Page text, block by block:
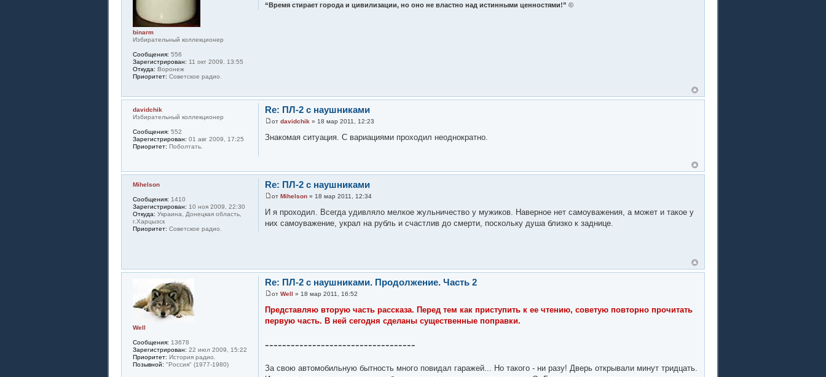
“Время стирает города и цивилизации, но оно не властно над истинными ценностями!” ©
binarm
Избирательный коллекционер
Сообщения: 556
Зарегистрирован: 11 окт 2009, 13:55
Откуда: Воронеж
Приоритет: Советское радио.
Re: ПЛ-2 с наушниками
от davidchik» 18 мар 2011, 12:23
Знакомая ситуация. С вариациями проходил неоднократно.
davidchik
Избирательный коллекционер
Сообщения: 552
Зарегистрирован: 01 авг 2009, 17:25
Приоритет: Поболтать.
Re: ПЛ-2 с наушниками
от Mihelson» 18 мар 2011, 12:34
И я проходил. Всегда удивляло мелкое жульничество у мужиков. Наверное нет самоуважения, а может и такое у
них самоуважение, украл на рубль и счастлив до смерти, поскольку душа близко к заднице.
Mihelson
Сообщения: 1410
Зарегистрирован: 10 ноя 2009, 22:30
Откуда: Украина, Донецкая область,
г.Харцызск
Приоритет: Советское радио.
Re: ПЛ-2 с наушниками. Продолжение. Часть 2
от Well » 18 мар 2011, 16:52
Представляю вторую часть рассказа. Перед тем как приступить к ее чтению, советую повторно прочитать
первую часть. В ней сегодня сделаны существенные поправки.
-----------------------------------
За свою автомобильную бытность много повидал гаражей... Но такого - ни разу! Дверь открывали минут тридцать.
Well
Сообщения: 13678
Зарегистрирован: 22 июл 2009, 15:22
Приоритет: История радио.
Позывной: "Россия" (1977-1980)